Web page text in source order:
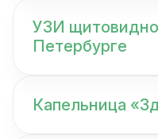
УЗИ
Петербурге
Капельница